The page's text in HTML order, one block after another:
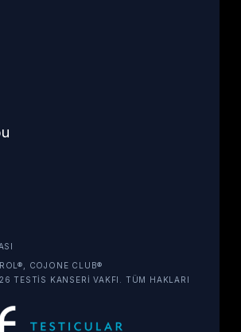
COJONE CLUB®
TESTIS KANSERI VAKFI. TÜM HAKLARI